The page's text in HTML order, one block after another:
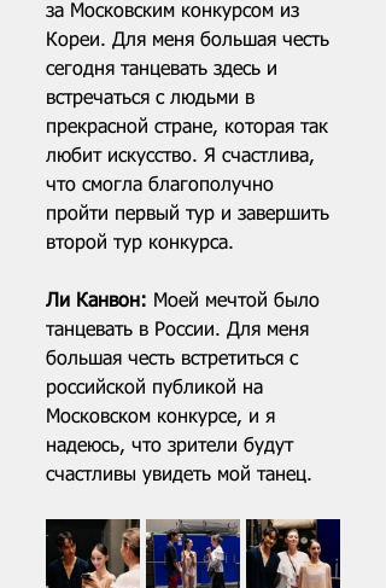
за Московским конкурсом из
Кореи. Для меня большая честь
сегодня танцевать здесь и
встречаться с людьми в
прекрасной стране, которая так
любит искусство. Я счастлива,
что смогла благополучно
пройти первый тур и завершить
второй тур конкурса.
Ли Канвон: Моей мечтой было
танцевать в России. Для меня
большая честь встретиться с
российской публикой на
Московском конкурсе, и я
надеюсь, что зрители будут
счастливы увидеть мой танец.